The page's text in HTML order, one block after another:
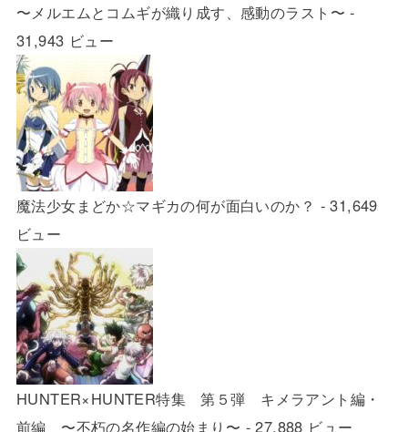
〜メルエムとコムギが織り成す、感動のラスト〜 -
31,943 ビュー
魔法少女まどか☆マギカの何が面白いのか？ - 31,649
ビュー
HUNTER×HUNTER特集 第５弾 キメラアント編・
前編 〜不朽の名作編の始まり〜 - 27,888 ビュー